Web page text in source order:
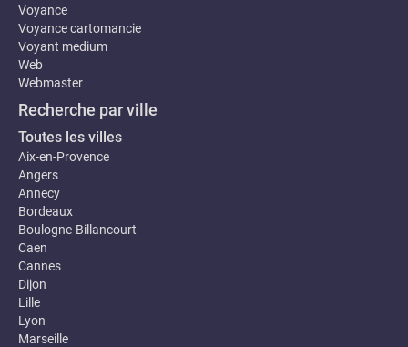
Voyance
Voyance cartomancie
Voyant medium
Web
Webmaster
Recherche par ville
Toutes les villes
Aix-en-Provence
Angers
Annecy
Bordeaux
Boulogne-Billancourt
Caen
Cannes
Dijon
Lille
Lyon
Marseille